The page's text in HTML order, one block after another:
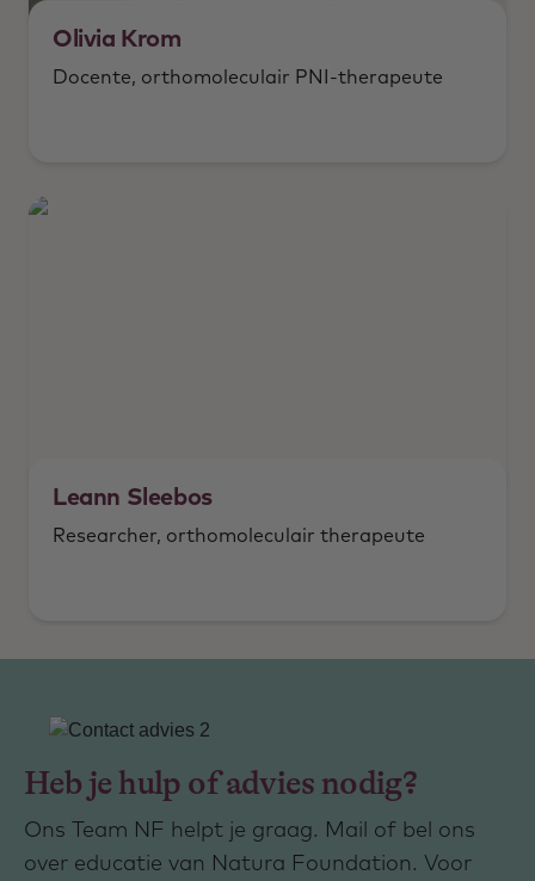
Olivia Krom
Docente, orthomoleculair PNI-therapeute
Leann Sleebos
Researcher, orthomoleculair therapeute
Heb je hulp of advies nodig?
Ons Team NF helpt je graag. Mail of bel ons
over educatie van Natura Foundation. Voor